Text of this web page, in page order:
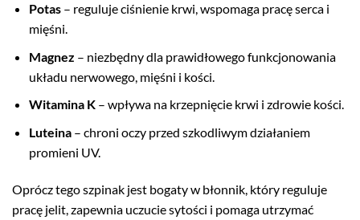
Potas– reguluje ciśnienie krwi, wspomaga pracę serca i
mięśni.
Magnez – niezbędny dla prawidłowego funkcjonowania
układu nerwowego, mięśni i kości.
Witamina K– wpływa na krzepnięcie krwi i zdrowie kości.
Luteina– chroni oczy przed szkodliwym działaniem
promieni UV.
Oprócz tego szpinak jest bogaty w błonnik, który reguluje
pracę jelit, zapewnia uczucie sytości i pomaga utrzymać